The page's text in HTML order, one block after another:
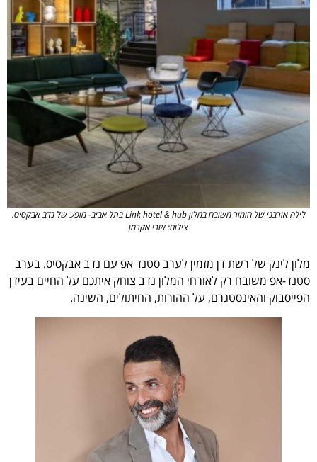
לילה אורבני של הומור משובח במלון Link hotel & hub בתל אביב- מופע של נדב אבקסיס.
צילום: אורי אקרמן
מלון לינק של רשת דן מזמין לערב סטנד אפ עם נדב אבקסיס. בערב
סטנד-אפ משובח רק לאורחי המלון נדב צוחק איתכם על החיים בעידן
הפייסבוק והאינסטגרם, על ההורות, החיתולים, השינה.